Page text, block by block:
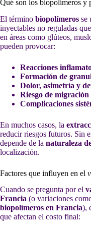
Qué son los biopolímeros y
El término biopolímeros se
inyectables no reguladas
en áreas como glúteos,
pueden provocar:
Reacciones
Formación de
Dolor, asimetría y
Riesgo de
Complicaciones
En muchos casos, la
reducir riesgos futuros. Sin
depende de la naturaleza
localización.
Factores que influyen en el
Cuando se pregunta por el
Francia (o variaciones
biopolímeros en Francia),
que afectan el costo final: